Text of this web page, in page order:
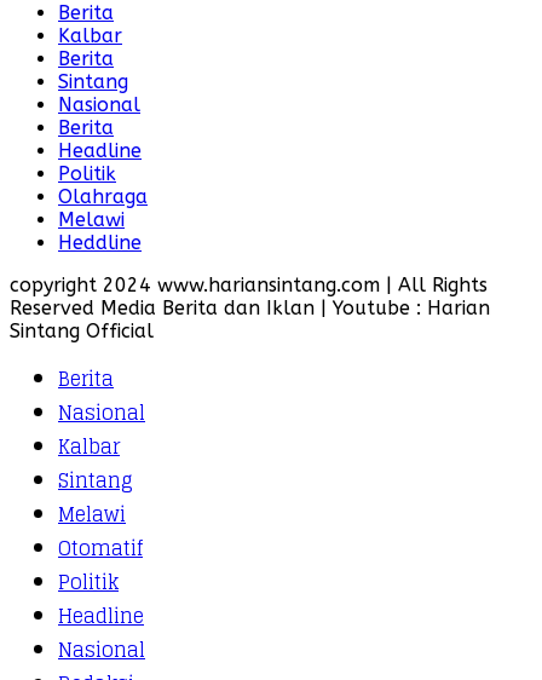
Berita
Kalbar
Berita
Sintang
Nasional
Berita
Headline
Politik
Olahraga
Melawi
Heddline
copyright 2024 www.hariansintang.com | All Rights
Reserved Media Berita dan Iklan | Youtube : Harian
Sintang Official
Berita
Nasional
Kalbar
Sintang
Melawi
Otomatif
Politik
Headline
Nasional